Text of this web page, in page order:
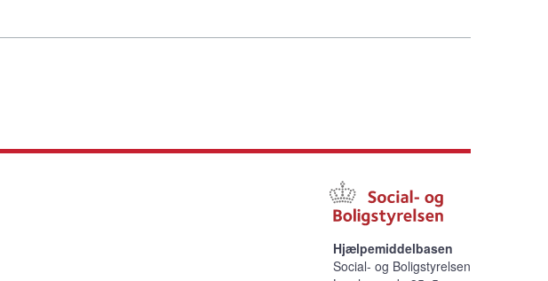
Hjælpemiddelbasen
Social- og Boligstyrelsen